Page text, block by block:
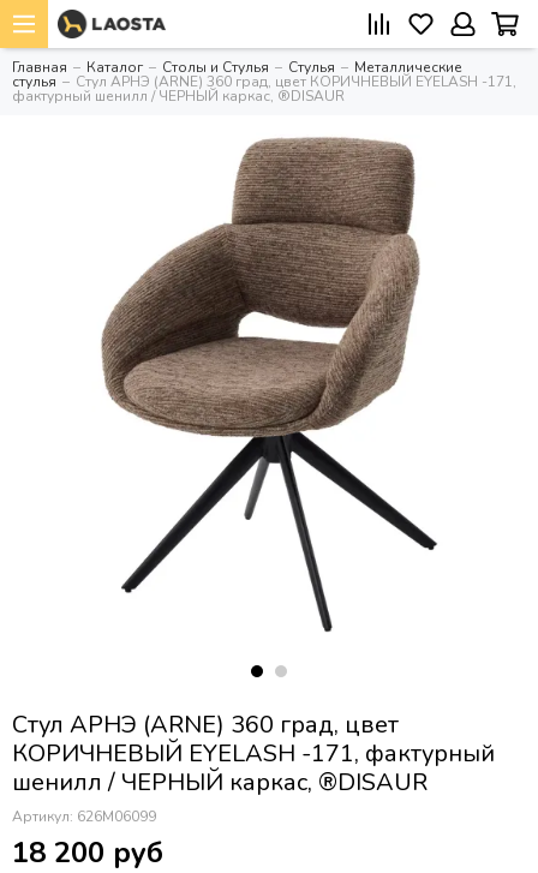
Главная Каталог Столы и Стулья Стулья Металлические
стулья Стул АРНЭ (ARNE) 360 град, цвет КОРИЧНЕВЫЙ EYELASH -171,
фактурный шенилл / ЧЕРНЫЙ каркас, ®DISAUR
Стул АРНЭ (ARNE) 360 град, цвет
КОРИЧНЕВЫЙ EYELASH -171, фактурный
шенилл / ЧЕРНЫЙ каркас, ®DISAUR
Артикул: 626M06099
18 200 руб